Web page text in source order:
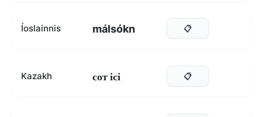
Íoslainnis málsókn 📋
Kazakh сот ісі 📋